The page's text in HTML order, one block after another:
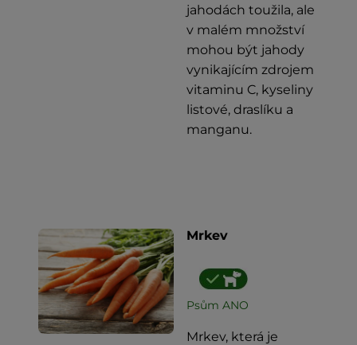
jahodách toužila, ale
v malém množství
mohou být jahody
vynikajícím zdrojem
vitaminu C, kyseliny
listové, draslíku a
manganu.
Mrkev
Psům ANO
Mrkev, která je